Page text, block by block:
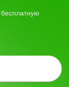
бесплатную